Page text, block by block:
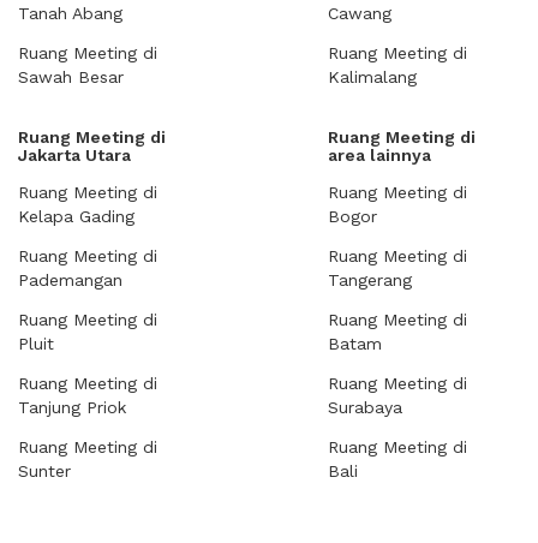
Tanah Abang
Ruang Meeting di
Sawah Besar
Cawang
Ruang Meeting di
Kalimalang
Ruang Meeting di
Jakarta Utara
Ruang Meeting di
Kelapa Gading
Ruang Meeting di
Pademangan
Ruang Meeting di
Pluit
Ruang Meeting di
Tanjung Priok
Ruang Meeting di
Sunter
Ruang Meeting di
area lainnya
Ruang Meeting di
Bogor
Ruang Meeting di
Tangerang
Ruang Meeting di
Batam
Ruang Meeting di
Surabaya
Ruang Meeting di
Bali